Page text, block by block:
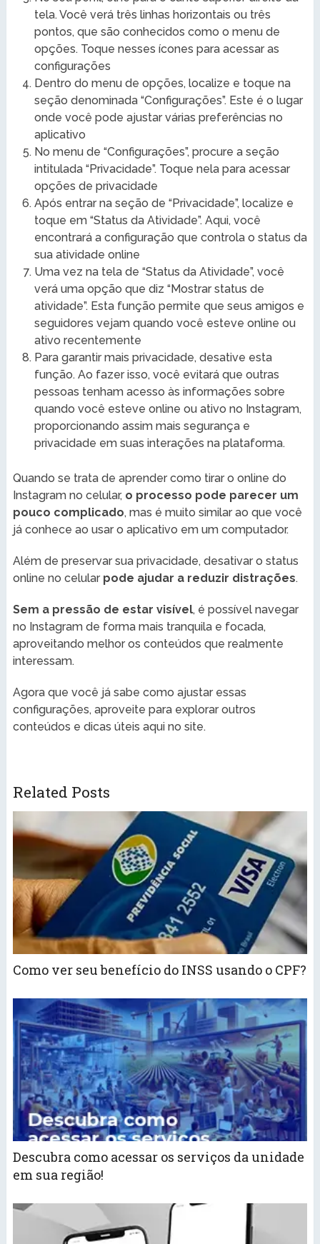
tela. Você verá três linhas horizontais ou três
pontos, que são conhecidos como o menu de
opções. Toque nesses ícones para acessar as
configurações
Dentro do menu de opções, localize e toque na
seção denominada “Configurações”. Este é o lugar
onde você pode ajustar várias preferências no
aplicativo
No menu de “Configurações”, procure a seção
intitulada “Privacidade”. Toque nela para acessar
opções de privacidade
Após entrar na seção de “Privacidade”, localize e
toque em “Status da Atividade”. Aqui, você
encontrará a configuração que controla o status da
sua atividade online
Uma vez na tela de “Status da Atividade”, você
verá uma opção que diz “Mostrar status de
atividade”. Esta função permite que seus amigos e
seguidores vejam quando você esteve online ou
ativo recentemente
Para garantir mais privacidade, desative esta
função. Ao fazer isso, você evitará que outras
pessoas tenham acesso às informações sobre
quando você esteve online ou ativo no Instagram,
proporcionando assim mais segurança e
privacidade em suas interações na plataforma.
Quando se trata de aprender como tirar o online do
Instagram no celular, o processo pode parecer um
pouco complicado, mas é muito similar ao que você
já conhece ao usar o aplicativo em um computador.
Além de preservar sua privacidade, desativar o status
online no celularpode ajudar a reduzir distrações.
Sem a pressão de estar visível, é possível navegar
no Instagram de forma mais tranquila e focada,
aproveitando melhor os conteúdos que realmente
interessam.
Agora que você já sabe como ajustar essas
configurações, aproveite para explorar outros
conteúdos e dicas úteis aqui no site.
Related Posts
Como ver seu benefício do INSS usando o CPF?
Descubra como acessar os serviços da unidade
em sua região!